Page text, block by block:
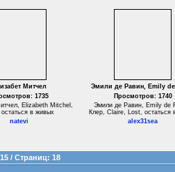
Митчел
1735
Elizabeth Mitchel,
в живых
natevi
Эмили де Равин, Emily
Просмотров: 1740
Эмили де Равин, Emily de
Клер, Claire, Lost, остаться
alex31sea
/ Страниц: 18